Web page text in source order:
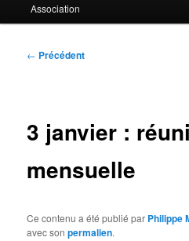
Association
Navigation
← Précédent
3 janvier :
mensuelle
Ce contenu a été publié par Philippe
avec sonpermalien.